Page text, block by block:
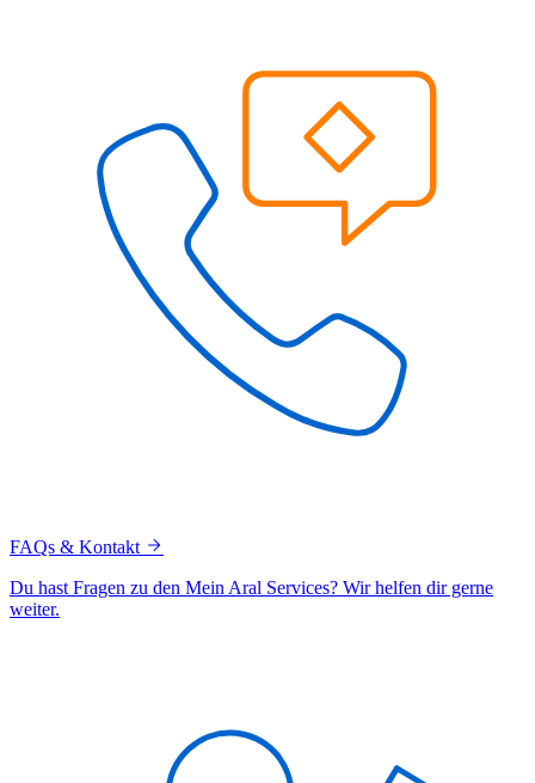
FAQs & Kontakt
Du hast Fragen zu den Mein Aral Services? Wir helfen dir gerne
weiter.